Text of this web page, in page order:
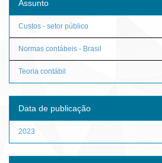
Assunto
Custos - setor público
Normas contábeis - Brasil
Teoria contábil
Data de publicação
2023